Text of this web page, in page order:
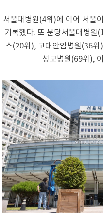
서울대병원(4위)에 이어 서울
기록했다. 또 분당서울대병원
스(20위), 고대안암병원(36
성모병원(69위),